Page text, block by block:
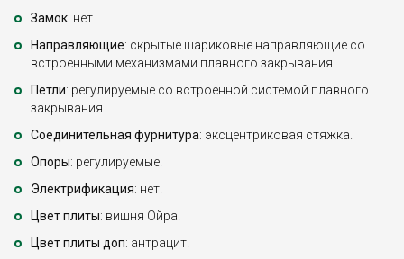
Замок: нет.
Направляющие: скрытые шариковые направляющие со
встроенными механизмами плавного закрывания.
Петли: регулируемые со встроенной системой плавного
закрывания.
Соединительная фурнитура: эксцентриковая стяжка.
Опоры: регулируемые.
Электрификация: нет.
Цвет плиты: вишня Ойра.
Цвет плиты доп: антрацит.